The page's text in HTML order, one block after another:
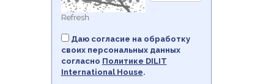
Refresh
Даю согласие на обработку
своих персональных данных
согласно Политикe DILIT
International House.